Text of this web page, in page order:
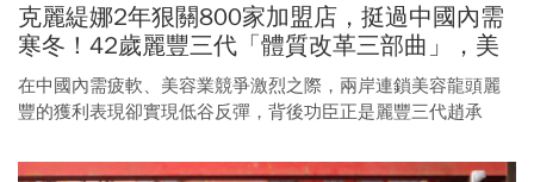
克麗緹娜2年狠關800家加盟店，挺過中國內需
寒冬！42歲麗豐三代「體質改革三部曲」，美
容龍頭獲利低谷反彈
在中國內需疲軟、美容業競爭激烈之際，兩岸連鎖美容龍頭麗
豐的獲利表現卻實現低谷反彈，背後功臣正是麗豐三代趙承
風。